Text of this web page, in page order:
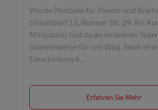
Werde Postbote für Pakete und
Düsseldorf 13; Bonner Str. 29. Als
Minijobber bist du an einzelnen
stundenweise für uns tätig. Nach
Einarbeitung k...
Erfahren Sie Mehr